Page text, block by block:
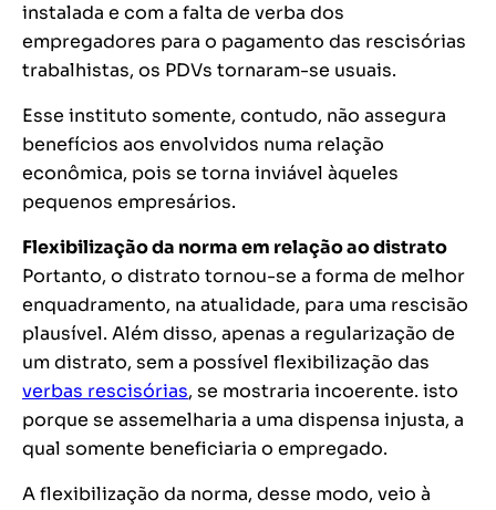
instalada e com a falta de verba dos
empregadores para o pagamento das rescisórias
trabalhistas, os PDVs tornaram-se usuais.
Esse instituto somente, contudo, não assegura
benefícios aos envolvidos numa relação
econômica, pois se torna inviável àqueles
pequenos empresários.
Flexibilização da norma em relação ao distrato
Portanto, o distrato tornou-se a forma de melhor
enquadramento, na atualidade, para uma rescisão
plausível. Além disso, apenas a regularização de
um distrato, sem a possível flexibilização das
verbas rescisórias, se mostraria incoerente. isto
porque se assemelharia a uma dispensa injusta, a
qual somente beneficiaria o empregado.
A flexibilização da norma, desse modo, veio à